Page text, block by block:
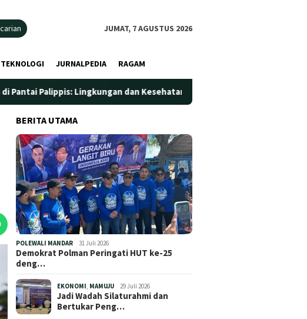
JUMAT, 7 AGUSTUS 2026
TEKNOLOGI JURNALPEDIA RAGAM
Lingkungan dan Kesehatan Jadi Prioritas
BERITA UTAMA
POLEWALI MANDAR 31 Juli 2026
Demokrat Polman Peringati HUT ke-25
deng…
EKONOMI MAMUJU 29 Juli 2026
Jadi Wadah Silaturahmi dan
Bertukar Peng…